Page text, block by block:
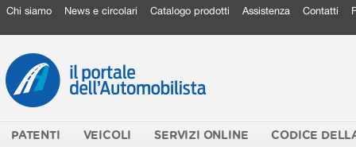
Chi siamo News e circolari Catalogo prodotti Assistenza Contatti
PATENTI VEICOLI SERVIZI ONLINE CODICE